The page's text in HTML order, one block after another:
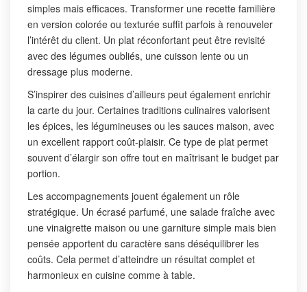
simples mais efficaces. Transformer une recette familière
en version colorée ou texturée suffit parfois à renouveler
l’intérêt du client. Un plat réconfortant peut être revisité
avec des légumes oubliés, une cuisson lente ou un
dressage plus moderne.
S’inspirer des cuisines d’ailleurs peut également enrichir
la carte du jour. Certaines traditions culinaires valorisent
les épices, les légumineuses ou les sauces maison, avec
un excellent rapport coût-plaisir. Ce type de plat permet
souvent d’élargir son offre tout en maîtrisant le budget par
portion.
Les accompagnements jouent également un rôle
stratégique. Un écrasé parfumé, une salade fraîche avec
une vinaigrette maison ou une garniture simple mais bien
pensée apportent du caractère sans déséquilibrer les
coûts. Cela permet d’atteindre un résultat complet et
harmonieux en cuisine comme à table.